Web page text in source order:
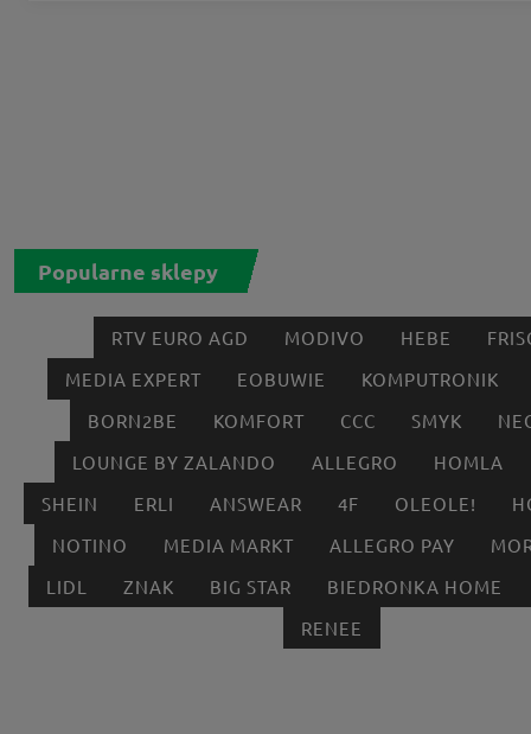
Popularne sklepy
RTV EURO AGD MODIVO HEBE
MEDIA EXPERT
EOBUWIE
KOMPUTRONIK
BORN2BE
KOMFORT CCC SMYK
LOUNGE BY ZALANDO
ALLEGRO
HOMLA
SHEIN
ERLI ANSWEAR 4F OLEOLE!
NOTINO
MEDIA MARKT ALLEGRO PAY
LIDL
ZNAK BIG STAR
BIEDRONKA HOME
RENEE